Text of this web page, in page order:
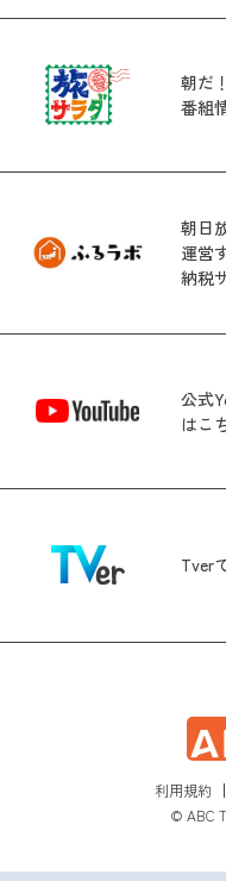
朝だ
番組
朝日
運営
納税
公式
はこ
Tver
利用規約
© ABC